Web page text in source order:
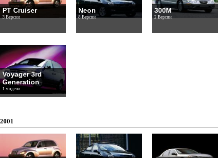
PT Cruiser
3 Версии
Neon
8 Версии
300M
2 Версии
Voyager 3rd
Generation
1 модели
2001